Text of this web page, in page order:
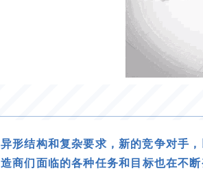
异形结构和复杂要求，新的竞争对手
造商们面临的各种任务和目标也在不